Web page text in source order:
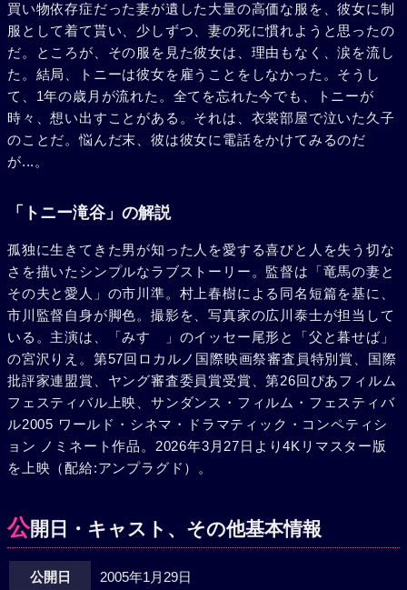
買い物依存症だった妻が遺した大量の高価な服を、彼女に制
服として着て貰い、少しずつ、妻の死に慣れようと思ったの
だ。ところが、その服を見た彼女は、理由もなく、涙を流し
た。結局、トニーは彼女を雇うことをしなかった。そうし
て、1年の歳月が流れた。全てを忘れた今でも、トニーが
時々、想い出すことがある。それは、衣裳部屋で泣いた久子
のことだ。悩んだ末、彼は彼女に電話をかけてみるのだ
が...。
「トニー滝谷」の解説
孤独に生きてきた男が知った人を愛する喜びと人を失う切な
さを描いたシンプルなラブストーリー。監督は「竜馬の妻と
その夫と愛人」の市川準。村上春樹による同名短篇を基に、
市川監督自身が脚色。撮影を、写真家の広川泰士が担当して
いる。主演は、「みすゞ」のイッセー尾形と「父と暮せば」
の宮沢りえ。第57回ロカルノ国際映画祭審査員特別賞、国際
批評家連盟賞、ヤング審査委員賞受賞、第26回ぴあフィルム
フェスティバル上映、サンダンス・フィルム・フェスティバ
ル2005 ワールド・シネマ・ドラマティック・コンペティシ
ョン ノミネート作品。2026年3月27日より4Kリマスター版
を上映（配給:アンプラグド）。
公開日・キャスト、その他基本情報
公開日 2005年1月29日